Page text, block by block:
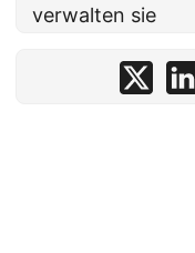
verwalten sie